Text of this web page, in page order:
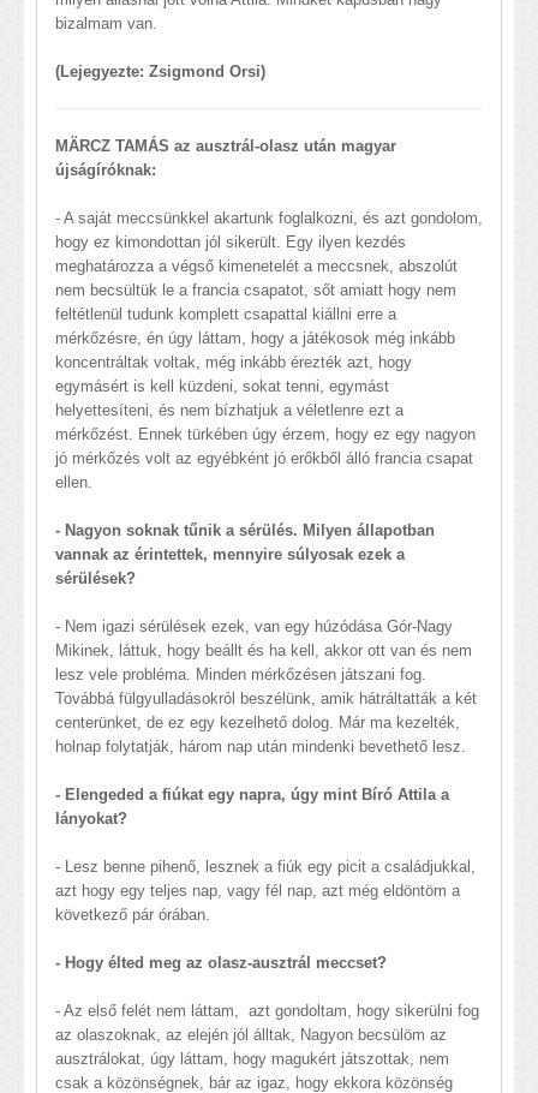
bizalmam van.
(Lejegyezte: Zsigmond Orsi)
MÄRCZ TAMÁS az ausztrál-olasz után magyar
újságíróknak:
- A saját meccsünkkel akartunk foglalkozni, és azt gondolom,
hogy ez kimondottan jól sikerült. Egy ilyen kezdés
meghatározza a végső kimenetelét a meccsnek, abszolút
nem becsültük le a francia csapatot, sőt amiatt hogy nem
feltétlenül tudunk komplett csapattal kiállni erre a
mérkőzésre, én úgy láttam, hogy a játékosok még inkább
koncentráltak voltak, még inkább érezték azt, hogy
egymásért is kell küzdeni, sokat tenni, egymást
helyettesíteni, és nem bízhatjuk a véletlenre ezt a
mérkőzést. Ennek türkében úgy érzem, hogy ez egy nagyon
jó mérkőzés volt az egyébként jó erőkből álló francia csapat
ellen.
- Nagyon soknak tűnik a sérülés. Milyen állapotban
vannak az érintettek, mennyire súlyosak ezek a
sérülések?
- Nem igazi sérülések ezek, van egy húzódása Gór-Nagy
Mikinek, láttuk, hogy beállt és ha kell, akkor ott van és nem
lesz vele probléma. Minden mérkőzésen játszani fog.
Továbbá fülgyulladásokról beszélünk, amik hátráltatták a két
centerünket, de ez egy kezelhető dolog. Már ma kezelték,
holnap folytatják, három nap után mindenki bevethető lesz.
- Elengeded a fiúkat egy napra, úgy mint Bíró Attila a
lányokat?
- Lesz benne pihenő, lesznek a fiúk egy picit a családjukkal,
azt hogy egy teljes nap, vagy fél nap, azt még eldöntöm a
következő pár órában.
- Hogy élted meg az olasz-ausztrál meccset?
- Az első felét nem láttam, azt gondoltam, hogy sikerülni fog
az olaszoknak, az elején jól álltak, Nagyon becsülöm az
ausztrálokat, úgy láttam, hogy magukért játszottak, nem
csak a közönségnek, bár az igaz, hogy ekkora közönség